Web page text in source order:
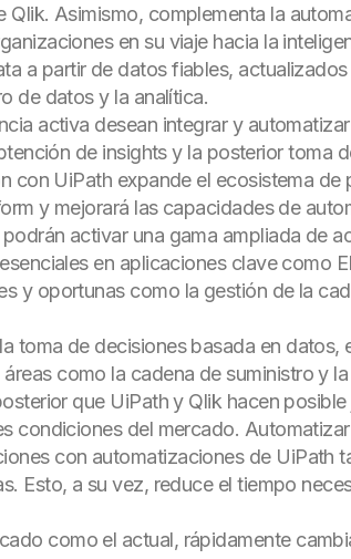
Asimismo, complementa la
en su viaje hacia la
a partir de datos fiables,
de datos y la analítica.
activa desean integrar y
de insights y la posterior toma
con UiPath expande el ecosistema
y mejorará las capacidades de
activar una gama ampliada de
en aplicaciones clave como
y oportunas como la gestión de la
toma de decisiones basada en datos,
como la cadena de suministro y
que UiPath y Qlik hacen
condiciones del mercado.
con automatizaciones de UiPath
Esto, a su vez, reduce el tiempo
como el actual, rápidamente